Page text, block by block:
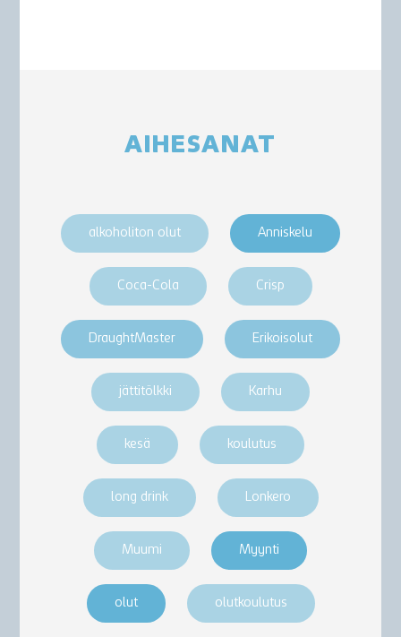
AIHESANAT
alkoholiton olut Anniskelu
Coca-Cola Crisp
DraughtMaster Erikoisolut
jättitölkki Karhu
kesä koulutus
long drink Lonkero
Muumi Myynti
olut olutkoulutus